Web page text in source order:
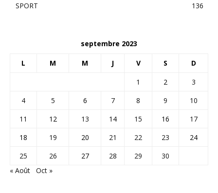
SPORT
136
septembre 2023
L M M J V S D
1 2
3
4
5 6 7 8 9
10
11
12 13 14 15 16
17
18
19 20 21 22 23
24
25
26 27 28 29
30
« Août
Oct »